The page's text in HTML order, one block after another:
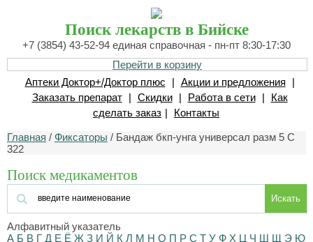
Поиск лекарств в Бийске
+7 (3854) 43-52-94 единая справочная - пн-пт 8:30-17:30
Перейти в корзину
Аптеки Доктор+/Доктор плюс
| Акции и предложения
|
Заказать препарат
| Скидки | Работа в сети |
Как
сделать заказ | Контакты
Главная / Фиксаторы / Бандаж бкп-унга универсал разм 5 С
322
Поиск медикаментов
Искать
Алфавитный указатель
А Б В Г Д Е Ё Ж З И Й К Л М Н О П Р С Т У Ф Х Ц Ч Ш Щ Э Ю